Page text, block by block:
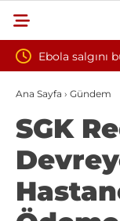
mutasyona
Ana Sayfa › Gündem
SGK